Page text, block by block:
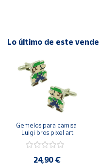
Área
Cuenta
Ubicación
Lo último de este
Gemelos para camisa
Luigi bros pixel art
24,90 €